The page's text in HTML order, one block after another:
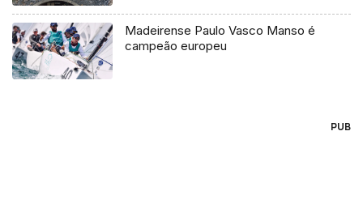
Madeirense Paulo Vasco Manso é
campeão europeu
PUB